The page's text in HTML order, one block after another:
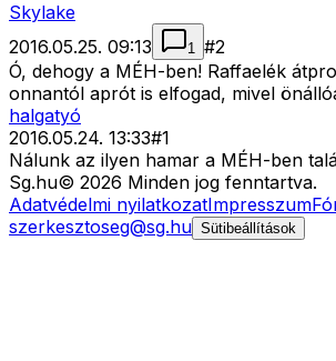
Skylake
2016.05.25. 09:13
1 #2
Ó, dehogy a MÉH-ben! Raffaelék
onnantól aprót is elfogad, mivel
halgatyó
2016.05.24. 13:33#1
Nálunk az ilyen hamar a MÉH-ben
Sg.hu© 2026 Minden jog fenntartva.
Adatvédelmi nyilatkozatImpresszum
szerkesztoseg@sg.hu Sütibeállítások